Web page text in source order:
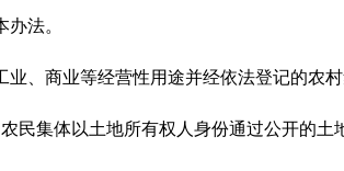
法。
商业等经营性用途并经依法登记的农村
集体以土地所有权人身份通过公开的土